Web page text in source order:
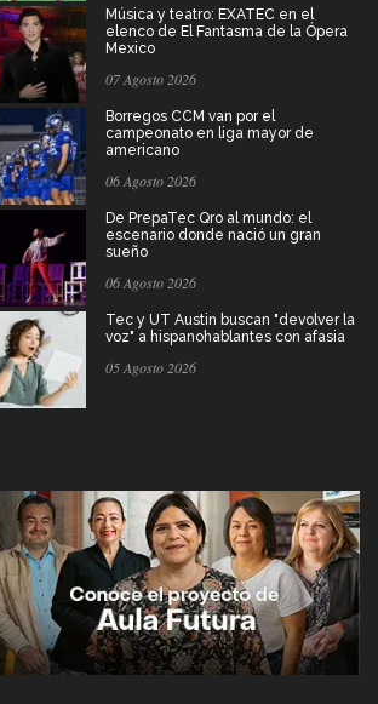
Música y teatro: EXATEC en el
elenco de El Fantasma de la Ópera
Mexico
07 Agosto 2026
Borregos CCM van por el
campeonato en liga mayor de
americano
06 Agosto 2026
De PrepaTec Qro al mundo: el
escenario donde nació un gran
sueño
06 Agosto 2026
Tec y UT Austin buscan "devolver la
voz" a hispanohablantes con afasia
05 Agosto 2026